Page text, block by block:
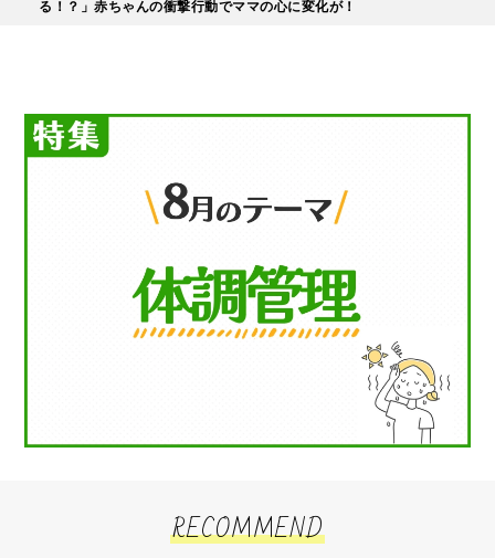
る！？」赤ちゃんの衝撃行動でママの心に変化が！
RECOMMEND